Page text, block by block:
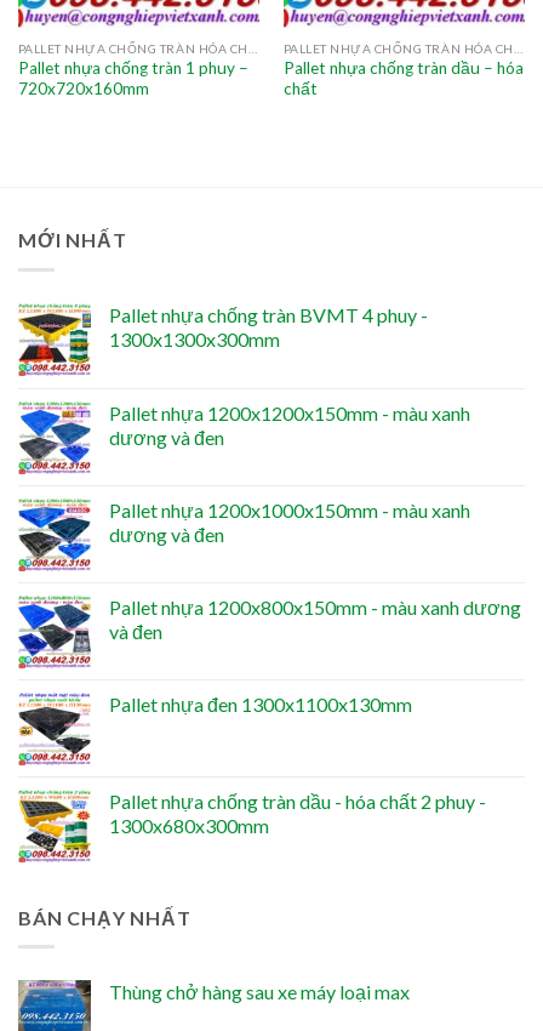
Pallet nhựa chống tràn 1 phuy –
720x720x160mm
Pallet nhựa chống tràn dầu – hóa
chất
MỚI NHẤT
Pallet nhựa chống tràn BVMT 4 phuy -
1300x1300x300mm
Pallet nhựa 1200x1200x150mm - màu xanh
dương và đen
Pallet nhựa 1200x1000x150mm - màu xanh
dương và đen
Pallet nhựa 1200x800x150mm - màu xanh dương
và đen
Pallet nhựa đen 1300x1100x130mm
Pallet nhựa chống tràn dầu - hóa chất 2 phuy -
1300x680x300mm
BÁN CHẠY NHẤT
Thùng chở hàng sau xe máy loại max